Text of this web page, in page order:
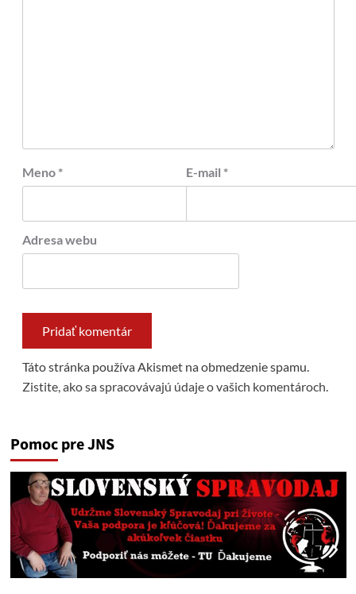
Meno * E-mail *
Adresa webu
Táto stránka používa Akismet na obmedzenie spamu.
Zistite, ako sa spracovávajú údaje o vašich komentároch.
Pomoc pre JNS